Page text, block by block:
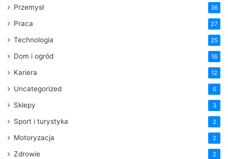
Przemysł 36
Praca 27
Technologia 25
Dom i ogród 16
Kariera 12
Uncategorized 6
Sklepy 3
Sport i turystyka 2
Motoryzacja 2
Zdrowie 2